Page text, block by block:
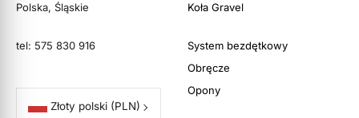
Polska, Śląskie
tel: 575 830 916
Złoty polski (PLN)
Koła Gravel
System bezdętkowy
Obręcze
Opony